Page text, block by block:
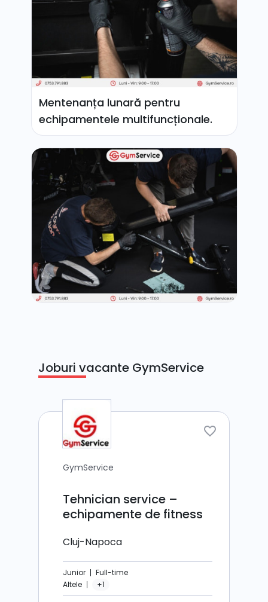
Mentenanța lunară pentru
echipamentele multifuncționale.
Joburi vacante GymService
GymService
Tehnician service –
echipamente de fitness
Cluj-Napoca
Junior
Full-time
Altele
+1